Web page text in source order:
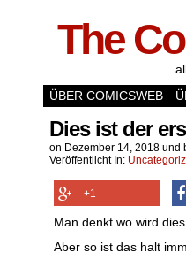
The
ÜBER COMICSWEB
Dies ist der
on Dezember 14, 2018 und
Veröffentlicht In:
+1
Man denkt wo wird
Aber so ist das halt